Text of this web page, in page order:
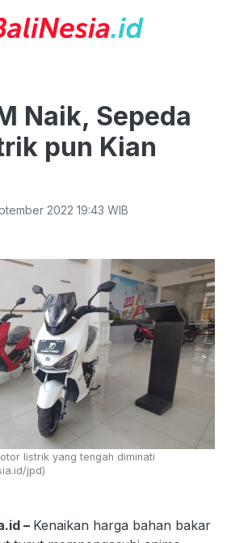
Naik, Sepeda
pun Kian
2022 19:43 WIB
listrik yang tengah diminati
jpd)
– Kenaikan harga bahan bakar